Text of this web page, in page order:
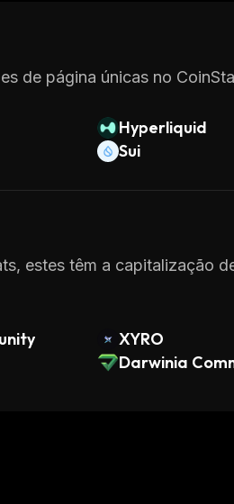
de página únicas no
Hyperliquid
Sui
estes têm a capitalização
XYRO
Darwinia